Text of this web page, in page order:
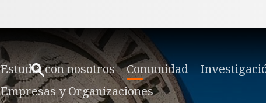
Estudia con nosotros Comunidad
Empresas y Organizaciones